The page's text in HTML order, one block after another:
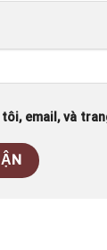
email, và